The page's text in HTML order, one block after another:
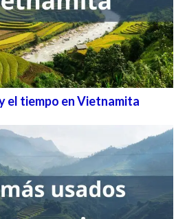
el tiempo en Vietnamita